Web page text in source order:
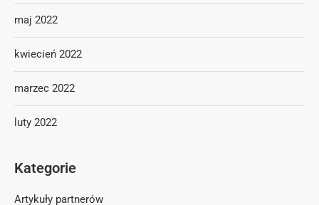
maj 2022
kwiecień 2022
marzec 2022
luty 2022
Kategorie
Artykuły partnerów